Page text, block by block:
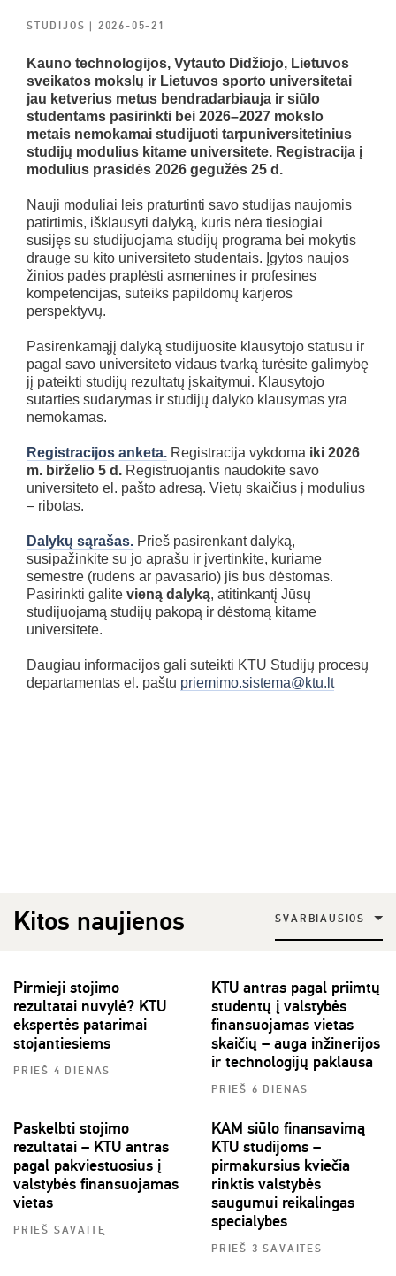
STUDIJOS| 2026-05-21
Kauno technologijos, Vytauto Didžiojo, Lietuvos
sveikatos mokslų ir Lietuvos sporto universitetai
jau ketverius metus bendradarbiauja ir siūlo
studentams pasirinkti bei 2026–2027 mokslo
metais nemokamai studijuoti tarpuniversitetinius
studijų modulius kitame universitete. Registracija į
modulius prasidės 2026 gegužės 25 d.
Nauji moduliai leis praturtinti savo studijas naujomis
patirtimis, išklausyti dalyką, kuris nėra tiesiogiai
susijęs su studijuojama studijų programa bei mokytis
drauge su kito universiteto studentais. Įgytos naujos
žinios padės praplėsti asmenines ir profesines
kompetencijas, suteiks papildomų karjeros
perspektyvų.
Pasirenkamąjį dalyką studijuosite klausytojo statusu ir
pagal savo universiteto vidaus tvarką turėsite galimybę
jį pateikti studijų rezultatų įskaitymui. Klausytojo
sutarties sudarymas ir studijų dalyko klausymas yra
nemokamas.
Registracijos anketa. Registracija vykdoma iki 2026
m. birželio 5 d. Registruojantis naudokite savo
universiteto el. pašto adresą. Vietų skaičius į modulius
– ribotas.
Dalykų sąrašas. Prieš pasirenkant dalyką,
susipažinkite su jo aprašu ir įvertinkite, kuriame
semestre (rudens ar pavasario) jis bus dėstomas.
Pasirinkti galite vieną dalyką, atitinkantį Jūsų
studijuojamą studijų pakopą ir dėstomą kitame
universitete.
Daugiau informacijos gali suteikti KTU Studijų procesų
departamentas el. paštu priemimo.sistema@ktu.lt
Kitos naujienos SVARBIAUSIOS
Pirmieji stojimo
rezultatai nuvylė? KTU
ekspertės patarimai
stojantiesiems
PRIEŠ 4 DIENAS
KTU antras pagal priimtų
studentų į valstybės
finansuojamas vietas
skaičių – auga inžinerijos
ir technologijų paklausa
PRIEŠ 6 DIENAS
Paskelbti stojimo
rezultatai – KTU antras
pagal pakviestuosius į
valstybės finansuojamas
vietas
PRIEŠ SAVAITĘ
KAM siūlo finansavimą
KTU studijoms –
pirmakursius kviečia
rinktis valstybės
saugumui reikalingas
specialybes
PRIEŠ 3 SAVAITES